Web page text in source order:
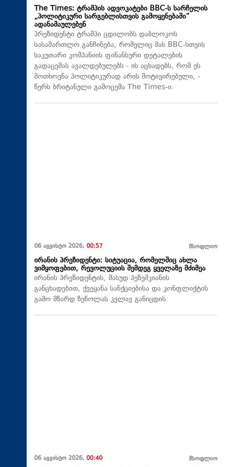
The Times: ტრამპის ადვოკატები BBC-ს სარჩელის
„პოლიტიკური სარგებლისთვის გამოყენებაში“
ადანაშაულებენ
პრეზიდენტი ტრამპი ცდილობს დაბლოკოს
სასამართლო განჩინება, რომელიც მას BBC-სთვის
საკუთარი კომპანიის ფინანსური დეტალების
გადაცემას ავალდებულებს - ის აცხადებს, რომ ეს
მოთხოვნა პოლიტიკურად არის მოტივირებული, -
წერს ბრიტანული გამოცემა The Times-ი.
06 აგვისტო 2026, 00:57 მსოფლიო
ირანის პრეზიდენტი: სიტუაცია, რომელშიც ახლა
ვიმყოფებით, რევოლუციის შემდეგ ყველაზე მძიმეა
ირანის პრეზიდენტის, მასუდ პეზეშკიანის
განცხადებით, ქვეყანა სანქციებისა და კონფლიქტის
გამო მზარდ ზეწოლას კვლავ განიცდის.
06 აგვისტო 2026, 00:40 მსოფლიო